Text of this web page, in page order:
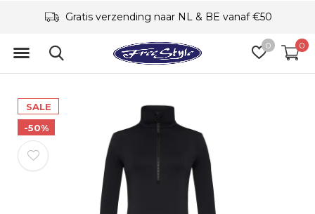
0 0
Gratis verzending naar NL & BE vanaf €50
SALE
-50%